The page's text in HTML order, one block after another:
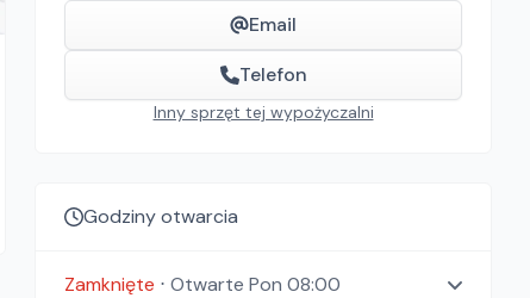
Email
Telefon
Inny sprzęt tej wypożyczalni
Godziny otwarcia
Zamknięte ⋅ Otwarte Pon 08:00